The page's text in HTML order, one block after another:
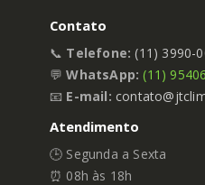
Contato
📞 Telefone: (11) 3990-
💬WhatsApp: (11)
📧 E-mail:
Atendimento
🕒 Segunda a Sexta
⏰ 08h às 18h